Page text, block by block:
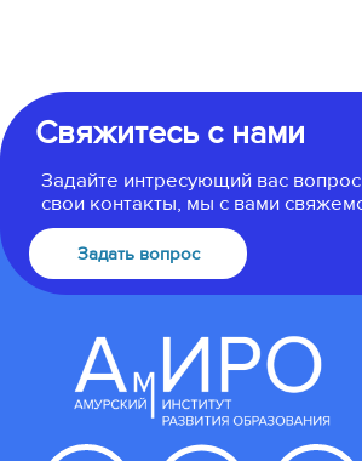
Свяжитесь с нами
Задайте интресующий вас вопрос
свои контакты, мы с вами
Задать вопрос